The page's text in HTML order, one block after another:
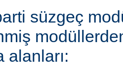
süzgeç
alanları: